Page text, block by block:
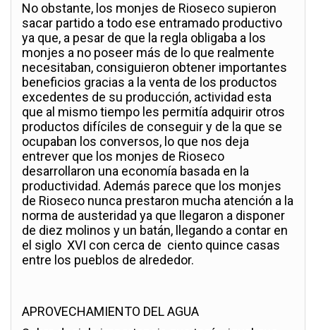
No obstante, los monjes de Rioseco supieron
sacar partido a todo ese entramado productivo
ya que, a pesar de que la regla obligaba a los
monjes a no poseer más de lo que realmente
necesitaban, consiguieron obtener importantes
beneficios gracias a la venta de los productos
excedentes de su producción, actividad esta
que al mismo tiempo les permitía adquirir otros
productos difíciles de conseguir y de la que se
ocupaban los conversos, lo que nos deja
entrever que los monjes de Rioseco
desarrollaron una economía basada en la
productividad. Además parece que los monjes
de Rioseco nunca prestaron mucha atención a la
norma de austeridad ya que llegaron a disponer
de diez molinos y un batán, llegando a contar en
el siglo XVI con cerca de ciento quince casas
entre los pueblos de alrededor.
APROVECHAMIENTO DEL AGUA